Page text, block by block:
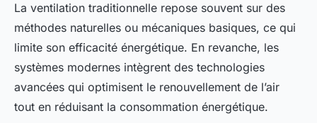
La ventilation traditionnelle repose souvent sur des
méthodes naturelles ou mécaniques basiques, ce qui
limite son efficacité énergétique. En revanche, les
systèmes modernes intègrent des technologies
avancées qui optimisent le renouvellement de l’air
tout en réduisant la consommation énergétique.